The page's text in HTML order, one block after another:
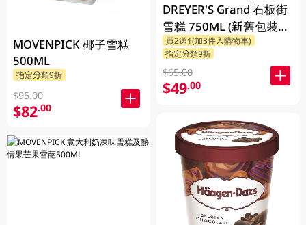
MOVENPICK 椰子雪糕
500ML
指定分類9折
$95.00
$82.00
DREYER'S Grand 石板街
雪糕 750ML (新舊包裝隨
機發貨)
買2送1(加3件入購物車)
指定分類9折
$65.00
$49.00